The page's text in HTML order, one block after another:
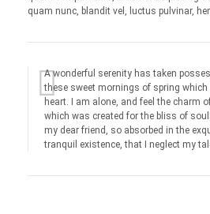
quam nunc, blandit vel, luctus pulvinar,
A wonderful serenity has taken
these sweet mornings of spring
heart. I am alone, and feel the charm
which was created for the bliss of
my dear friend, so absorbed in the
tranquil existence, that I neglect my